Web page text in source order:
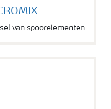
van spoorelementen